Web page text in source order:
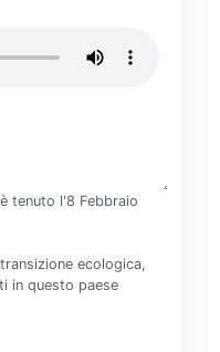
tenuto l'8 Febbraio
ecologica,
in questo paese